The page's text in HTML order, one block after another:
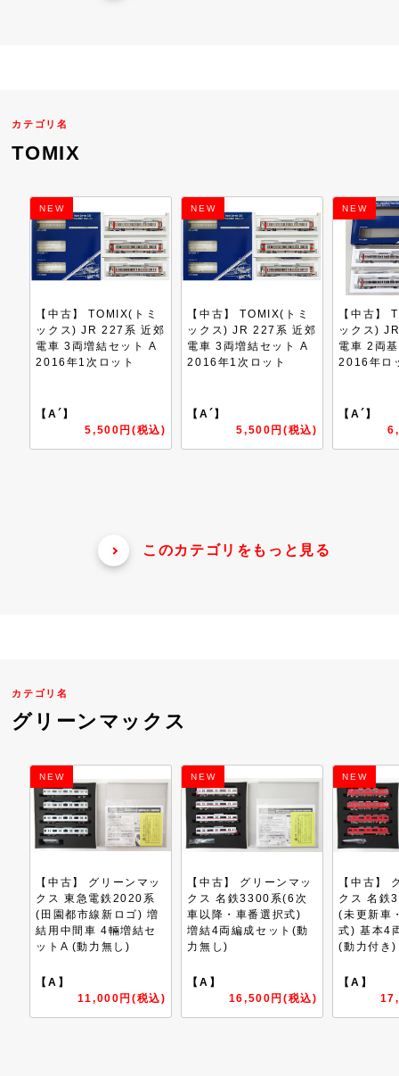
カテゴリ名
TOMIX
NEW
【中古】 TOMIX(トミ
ックス) JR 227系 近郊
電車 3両増結セット A
2016年1次ロット
【A´】
5,500円(税込)
NEW
【中古】 TOMIX(トミ
ックス) JR 227系 近郊
電車 2両基本セット B
2016年ロット
【A´】
6,050円(税込)
NEW
【中古】
ックス)
電車 2両
2019年ロ
【A´】
このカテゴリをもっと見る
カテゴリ名
グリーンマックス
NEW
【中古】 グリーンマッ
クス 名鉄3300系(6次
車以降・車番選択式)
増結4両編成セット(動
力無し)
【A】
16,500円(税込)
NEW
【中古】 グリーンマッ
クス 名鉄3500系3次車
(未更新車・車番選択
式) 基本4両編成セット
(動力付き)
【A】
17,600円(税込)
NEW
【中古】
クス 名鉄
(未更新車
式) 増結4
(動力無し)
【A】